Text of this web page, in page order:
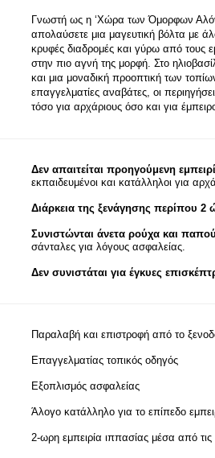
Γνωστή ως η ‘Χώρα των Όμορφων
απολαύσετε μια μαγευτική βόλτα με
κρυφές διαδρομές και γύρω από τους
στην πιο αγνή της μορφή. Στο
και μια μοναδική προοπτική των
επαγγελματίες αναβάτες, οι
τόσο για αρχάριους όσο και για
Δεν απαιτείται προηγούμενη
εκπαιδευμένοι και κατάλληλοι για
Διάρκεια της ξενάγησης περίπου 2
Συνιστώνται άνετα ρούχα και
σάνταλες για λόγους ασφαλείας.
Δεν συνιστάται για έγκυες
Παραλαβή και επιστροφή από το
Επαγγελματίας τοπικός οδηγός
Εξοπλισμός ασφαλείας
Άλογο κατάλληλο για το επίπεδο
2-ωρη εμπειρία ιππασίας μέσα από